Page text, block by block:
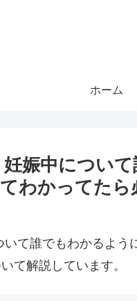
ホーム
娠中につい
わかってたら
て誰でもわかるよう
て解説しています。